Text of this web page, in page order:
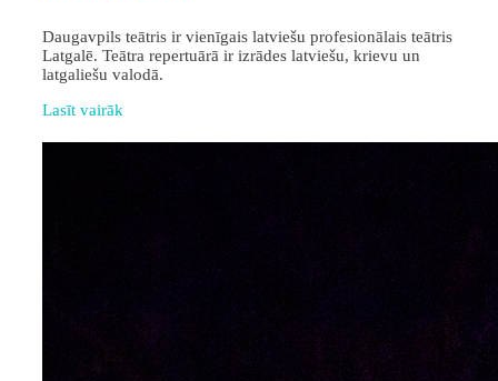
Daugavpils teātris ir vienīgais latviešu profesionālais teātris
Latgalē. Teātra repertuārā ir izrādes latviešu, krievu un
latgaliešu valodā.
Lasīt vairāk